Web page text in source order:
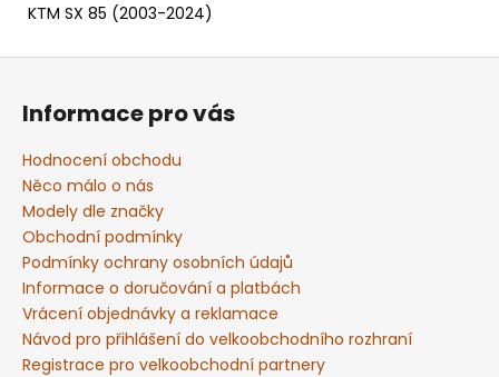
KTM SX 85 (2003-2024)
Z
Informace pro vás
Hodnocení obchodu
Něco málo o nás
Modely dle značky
Obchodní podmínky
Podmínky ochrany osobních údajů
Informace o doručování a platbách
Vrácení objednávky a reklamace
Návod pro přihlášení do velkoobchodního rozhraní
Registrace pro velkoobchodní partnery